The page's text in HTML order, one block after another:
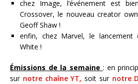
chez Image, l’événement est
Crossover, le nouveau creator
Geoff Shaw !
enfin, chez Marvel, le lancement
White !
Émissions de la semaine : en
sur notre chaîne YT, soit sur notre